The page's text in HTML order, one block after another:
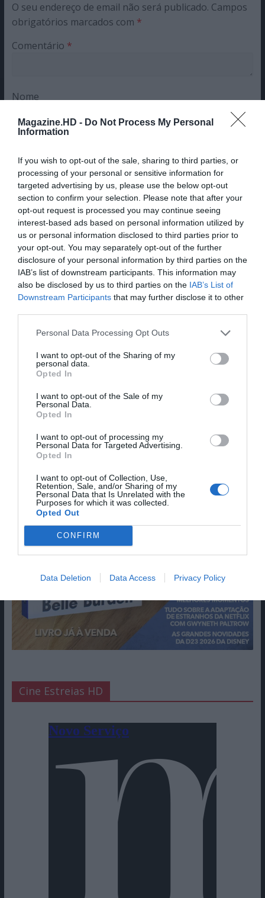
Magazine.HD - Do Not Process My Personal
Information
If you wish to opt-out of the sale, sharing to third parties, or
processing of your personal or sensitive information for
targeted advertising by us, please use the below opt-out
section to confirm your selection. Please note that after your
opt-out request is processed you may continue seeing
interest-based ads based on personal information utilized by
us or personal information disclosed to third parties prior to
your opt-out. You may separately opt-out of the further
disclosure of your personal information by third parties on the
IAB’s list of downstream participants. This information may
also be disclosed by us to third parties on the IAB’s List of
Downstream Participants that may further disclose it to other
Personal Data Processing Opt Outs
I want to opt-out of the Sharing of my
personal data.
Opted In
I want to opt-out of the Sale of my
Personal Data.
Opted In
I want to opt-out of processing my
Personal Data for Targeted Advertising.
Opted In
I want to opt-out of Collection, Use,
Retention, Sale, and/or Sharing of my
Personal Data that Is Unrelated with the
Purposes for which it was collected.
Opted Out
CONFIRM
Data Deletion Data Access Privacy Policy
O seu endereço de email não será publicado. Campos
obrigatórios marcados com *
Comentário *
Nome
Guardar o meu nome, email e site neste navegador
para a próxima vez que eu comentar.
Sim, adicione-me à mailing list da Newsletter MHD
Cine Estreias HD